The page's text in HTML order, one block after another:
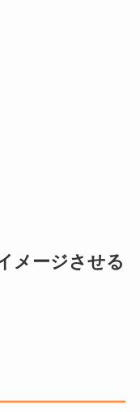
メージさせる